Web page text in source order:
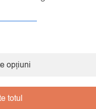
opțiuni
totul